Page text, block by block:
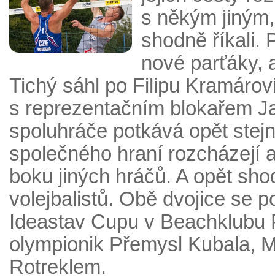
s někým
shodně říkali.
nové parťáky,
Tichý sáhl po Filipu
s reprezentačním blokařem
spoluhráče potkává opět
společného hraní rozcházejí
boku jiných hráčů. A opět
volejbalistů. Obě dvojice se
Ideastav Cupu v
olympionik Přemysl Kubala,
Rotreklem.